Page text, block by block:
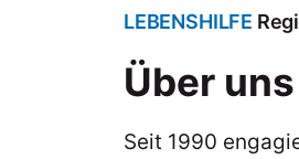
LEBENSHILFE
Über
Seit 1990